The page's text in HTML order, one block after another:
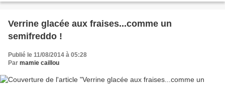
Verrine glacée aux fraises...comme un
semifreddo !
Publié le 11/08/2014 à 05:28
Par mamie caillou